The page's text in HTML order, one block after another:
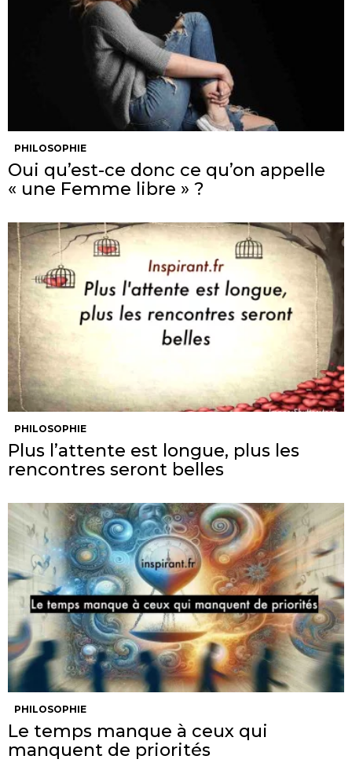
PHILOSOPHIE
Oui qu’est-ce donc ce qu’on appelle
« une Femme libre » ?
PHILOSOPHIE
Plus l’attente est longue, plus les
rencontres seront belles
PHILOSOPHIE
Le temps manque à ceux qui
manquent de priorités